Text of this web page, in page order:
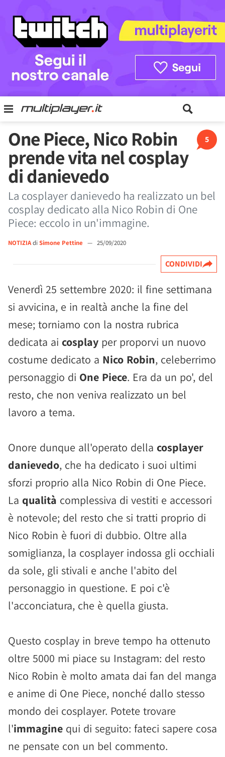
5
One Piece, Nico Robin
prende vita nel cosplay
di danievedo
La cosplayer danievedo ha realizzato un bel
cosplay dedicato alla Nico Robin di One
Piece: eccolo in un'immagine.
NOTIZIAdi Simone Pettine — 25/09/2020
CONDIVIDI
Venerdì 25 settembre 2020: il fine settimana
si avvicina, e in realtà anche la fine del
mese; torniamo con la nostra rubrica
dedicata ai cosplay per proporvi un nuovo
costume dedicato a Nico Robin, celeberrimo
personaggio di One Piece. Era da un po', del
resto, che non veniva realizzato un bel
lavoro a tema.
Onore dunque all'operato della cosplayer
danievedo, che ha dedicato i suoi ultimi
sforzi proprio alla Nico Robin di One Piece.
La qualità complessiva di vestiti e accessori
è notevole; del resto che si tratti proprio di
Nico Robin è fuori di dubbio. Oltre alla
somiglianza, la cosplayer indossa gli occhiali
da sole, gli stivali e anche l'abito del
personaggio in questione. E poi c'è
l'acconciatura, che è quella giusta.
Questo cosplay in breve tempo ha ottenuto
oltre 5000 mi piace su Instagram: del resto
Nico Robin è molto amata dai fan del manga
e anime di One Piece, nonché dallo stesso
mondo dei cosplayer. Potete trovare
l'immagine qui di seguito: fateci sapere cosa
ne pensate con un bel commento.